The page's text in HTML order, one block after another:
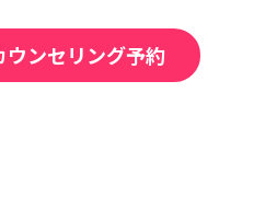
ウンセリング予約